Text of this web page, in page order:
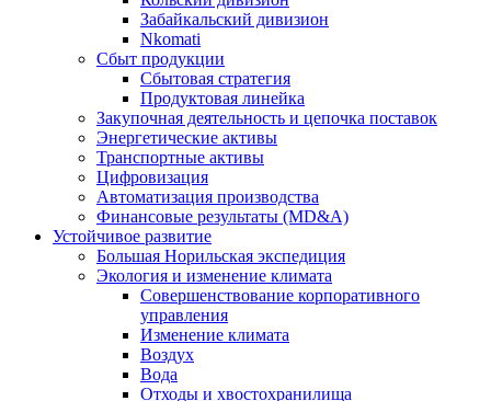
Забайкальский дивизион
Nkomati
Сбыт продукции
Сбытовая стратегия
Продуктовая линейка
Закупочная деятельность и цепочка поставок
Энергетические активы
Транспортные активы
Цифровизация
Автоматизация производства
Финансовые результаты (MD&A)
Устойчивое развитие
Большая Норильская экспедиция
Экология и изменение климата
Совершенствование корпоративного
управления
Изменение климата
Воздух
Вода
Отходы и хвостохранилища